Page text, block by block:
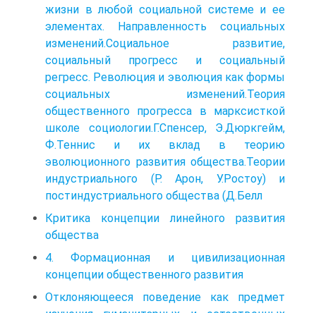
жизни в любой социальной системе и ее
элементах. Направленность социальных
изменений.Социальное развитие,
социальный прогресс и социальный
регресс. Революция и эволюция как формы
социальных изменений.Теория
общественного прогресса в марксисткой
школе социологии.Г.Спенсер, Э.Дюркгейм,
Ф.Теннис и их вклад в теорию
эволюционного развития общества.Теории
индустриального (Р. Арон, У.Ростоу) и
постиндустриального общества (Д.Белл
Критика концепции линейного развития
общества
4. Формационная и цивилизационная
концепции общественного развития
Отклоняющееся поведение как предмет